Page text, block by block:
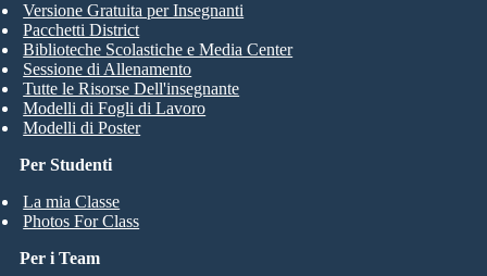
Per Studenti
La mia Classe
Photos For Class
Versione Gratuita per Insegnanti
Pacchetti District
Biblioteche Scolastiche e Media Center
Sessione di Allenamento
Tutte le Risorse Dell'insegnante
Modelli di Fogli di Lavoro
Modelli di Poster
Per i Team